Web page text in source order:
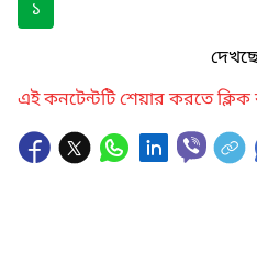
১
এই কনটেন্টটি শেয়ার করতে